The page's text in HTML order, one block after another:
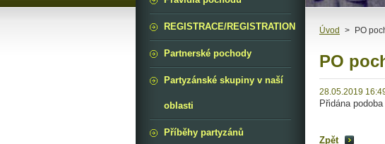
Úvod > PO
PO
28.05.2019
Přidána
Zpět
REGISTRACE/REGISTRATION
Partnerské pochody
Partyzánské skupiny v naší
oblasti
Příběhy partyzánů